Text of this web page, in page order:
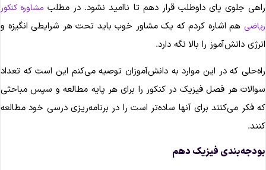
جلوی پای داوطلب قرار دهم تا ناامید نشود. در مطلب مشاوره کنکور
هم اشاره کردم که یک مشاور خوب باید تحت هر شرایطی انگیزه و
دانش‌آموز را بالا نگه دارد.
که در این موارد به دانش‌آموزان توصیه می‌کنم این است که تعداد
هر فصل فیزیک در کنکور را برای هر پایه مطالعه و سپس مباحثی
فکر می‌کنند برای آنها ساده‌تر است را در برنامه‌ریزی درسی خود مطالعه
فیزیک دهم